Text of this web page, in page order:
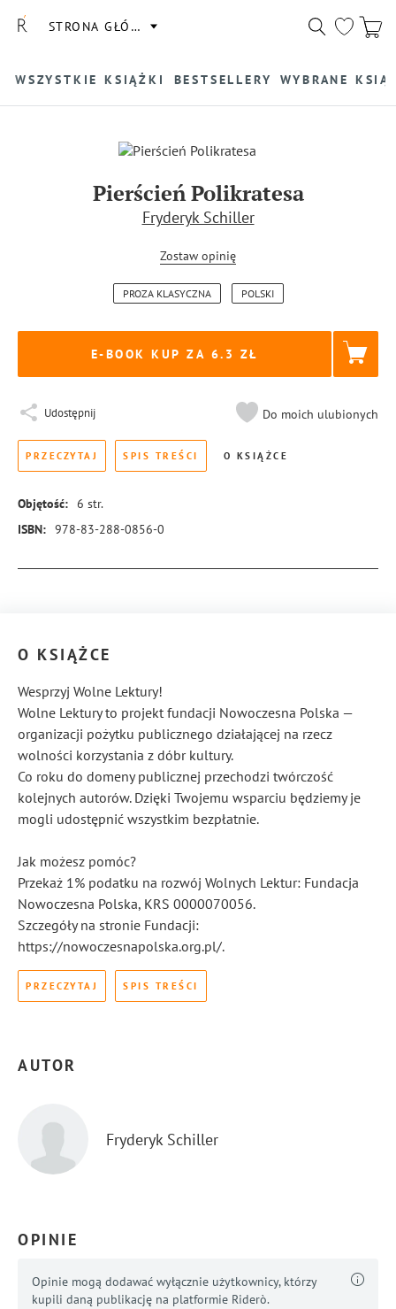
STRONA GŁÓWNA
WSZYSTKIE KSIĄŻKI BESTSELLERY WYBRANE
Pierścień Polikratesa
Fryderyk Schiller
Zostaw opinię
PROZA KLASYCZNA POLSKI
E-BOOK KUP ZA 6.3
Udostępnij Do moich ulubionych
PRZECZYTAJ SPIS TREŚCI O KSIĄŻCE
Objętość: 6 str.
ISBN: 978-83-288-0856-0
O KSIĄŻCE
Wesprzyj Wolne Lektury!
Wolne Lektury to projekt fundacji Nowoczesna Polska —
organizacji pożytku publicznego działającej na rzecz
wolności korzystania z dóbr kultury.
Co roku do domeny publicznej przechodzi twórczość
kolejnych autorów. Dzięki Twojemu wsparciu będziemy je
mogli udostępnić wszystkim bezpłatnie.
Jak możesz pomóc?
Przekaż 1% podatku na rozwój Wolnych Lektur: Fundacja
Nowoczesna Polska, KRS 0000070056.
Szczegóły na stronie Fundacji:
https://nowoczesnapolska.org.pl/.
PRZECZYTAJ SPIS TREŚCI
AUTOR
Fryderyk Schiller
OPINIE
Opinie mogą dodawać wyłącznie użytkownicy, którzy
kupili daną publikację na platformie Riderò.